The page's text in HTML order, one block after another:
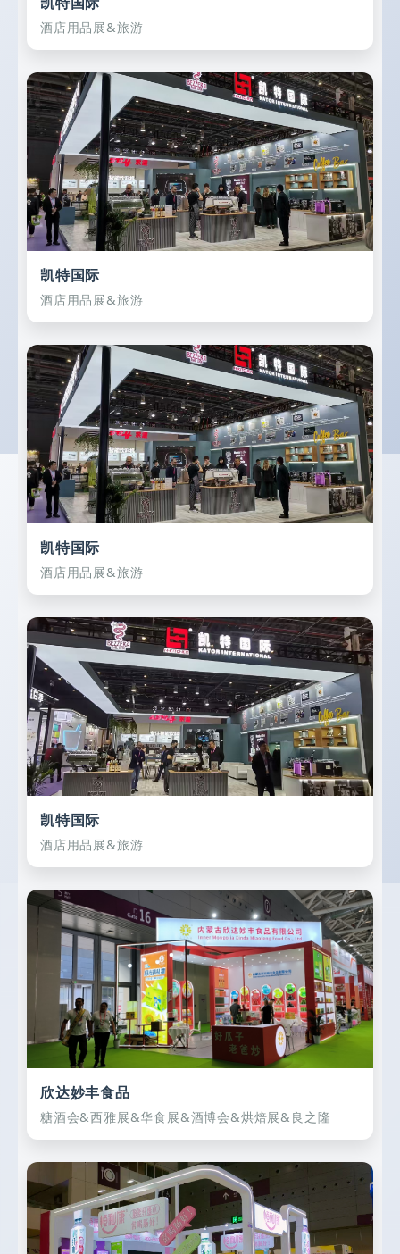
酒店用品展&旅游
凯特国际
酒店用品展&旅游
凯特国际
酒店用品展&旅游
凯特国际
酒店用品展&旅游
欣达妙丰食品
糖酒会&西雅展&华食展&酒博会&烘焙展&良之隆